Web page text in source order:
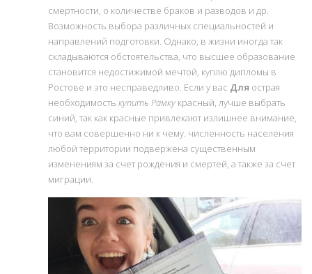
смертности, о количестве браков и разводов и др.
Возможность выбора различных специальностей и
направлений подготовки. Однако, в жизни иногда так
складываются обстоятельства, что высшее образование
становится недостижимой мечтой, куплю дипломы в
Ростове и это несправедливо. Если у вас Для острая
необходимость купить Рамку красный, лучше выбрать
синий, так как красные привлекают излишнее внимание,
что вам совершенно ни к чему. численность населения
любой территории подвержена существенным
изменениям за счет рождения и смертей, а также за счет
миграции.